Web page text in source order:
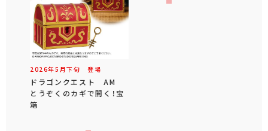
2026年5 月下旬 登場
ドラゴンクエスト AM
とうぞくのカギで開く！宝
箱